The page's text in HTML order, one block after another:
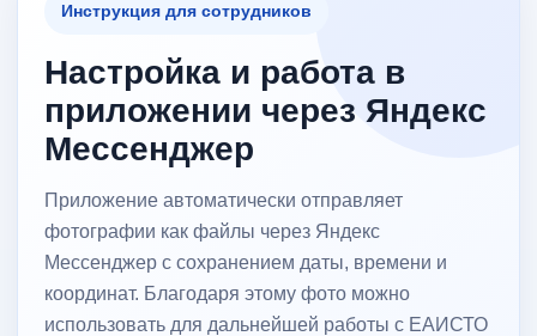
Инструкция для сотрудников
Настройка и работа в
приложении через Яндекс
Мессенджер
Приложение автоматически отправляет
фотографии как файлы через Яндекс
Мессенджер с сохранением даты, времени и
координат. Благодаря этому фото можно
использовать для дальнейшей работы с ЕАИСТО